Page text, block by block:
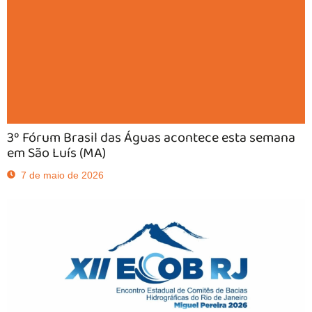
3º Fórum Brasil das Águas acontece esta semana
em São Luís (MA)
7 de maio de 2026